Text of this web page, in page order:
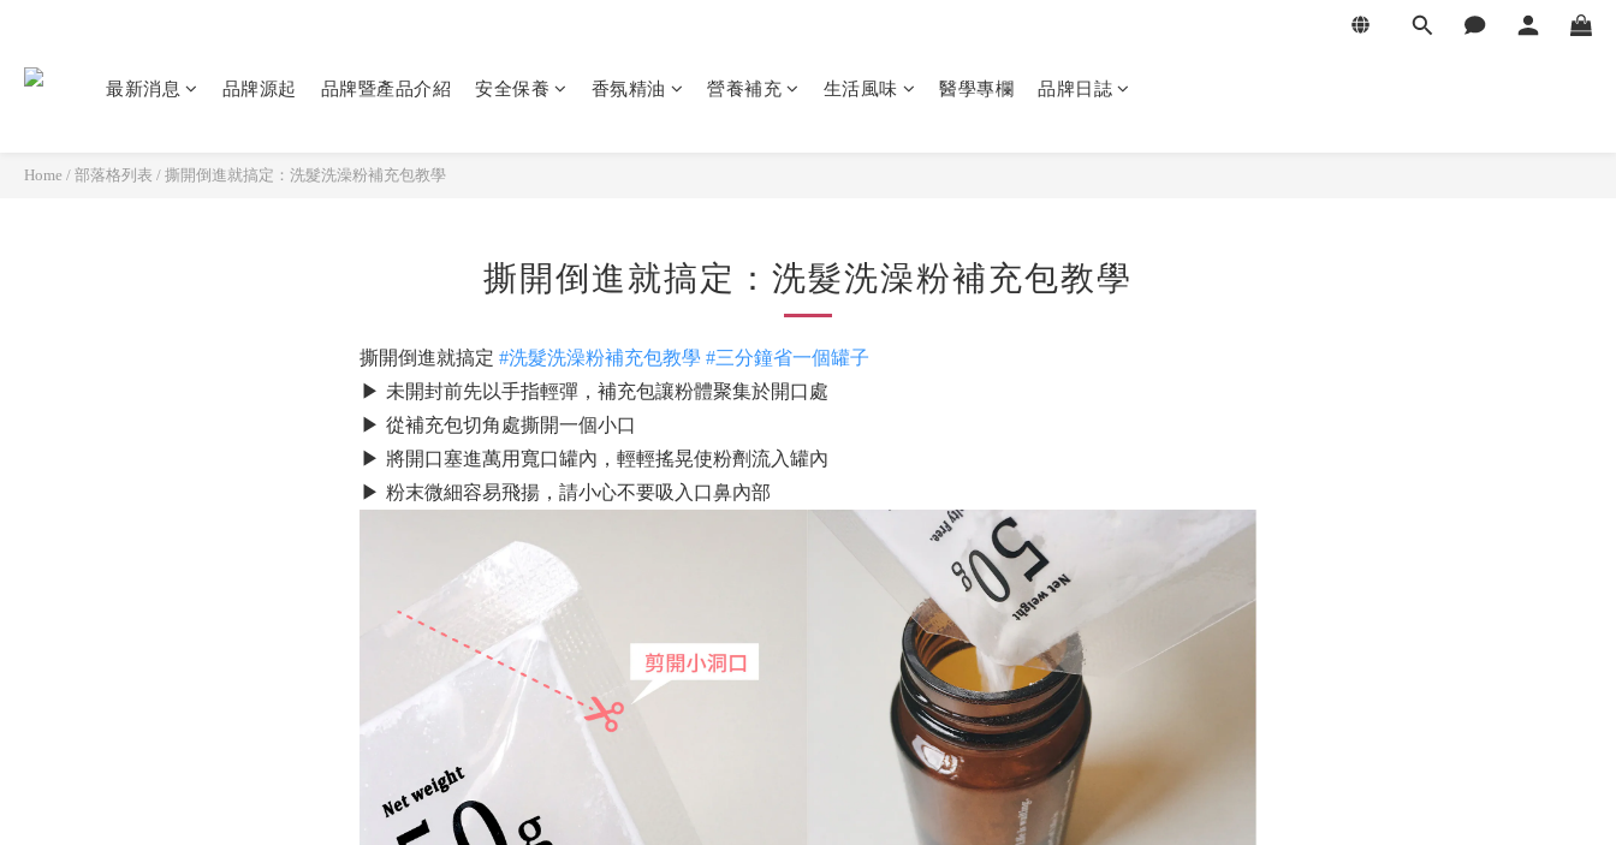
最新消息 品牌源起 品牌暨產品介紹 安全保養 香氛精油 營養補充 生活風味 醫學專欄 品牌日誌
Home / 部落格列表 / 撕開倒進就搞定：洗髮洗澡粉補充包教學
撕開倒進就搞定：洗髮洗澡粉補充包教學
撕開倒進就搞定 #洗髮洗澡粉補充包教學 #三分鐘省一個罐子
▶ 未開封前先以手指輕彈，補充包讓粉體聚集於開口處
▶ 從補充包切角處撕開一個小口
▶ 將開口塞進萬用寬口罐內，輕輕搖晃使粉劑流入罐內
▶ 粉末微細容易飛揚，請小心不要吸入口鼻內部